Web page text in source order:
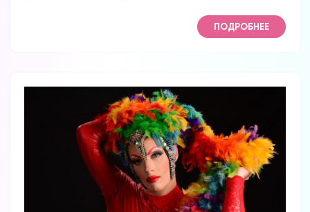
ПОДРОБНЕЕ